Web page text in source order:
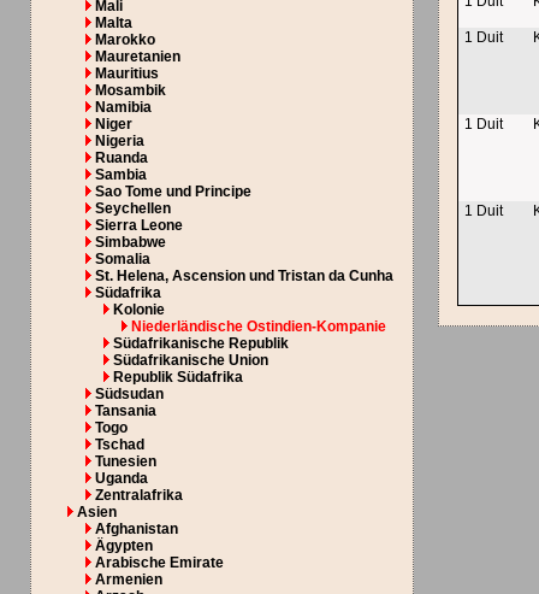
Mali
Malta
Marokko
Mauretanien
Mauritius
Mosambik
Namibia
Niger
Nigeria
Ruanda
Sambia
Sao Tome und Principe
Seychellen
Sierra Leone
Simbabwe
Somalia
St. Helena, Ascension und Tristan da Cunha
Südafrika
Kolonie
Niederländische Ostindien-Kompanie
Südafrikanische Republik
Südafrikanische Union
Republik Südafrika
Südsudan
Tansania
Togo
Tschad
Tunesien
Uganda
Zentralafrika
Asien
Afghanistan
Ägypten
Arabische Emirate
Armenien
1 Duit
1 Duit
1 Duit